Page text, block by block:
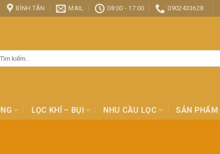
BÌNH TÂN MAIL 08:00 - 17:00 0902433628
LỌC KHÍ – BỤI NHU CẦU LỌC SẢN PHẨM